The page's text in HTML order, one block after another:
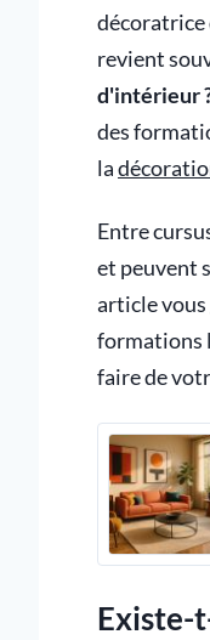
décoratrice
revient
d'intérieur
des
la
Entre
et peuvent
article vous
formations
faire de
Existe-